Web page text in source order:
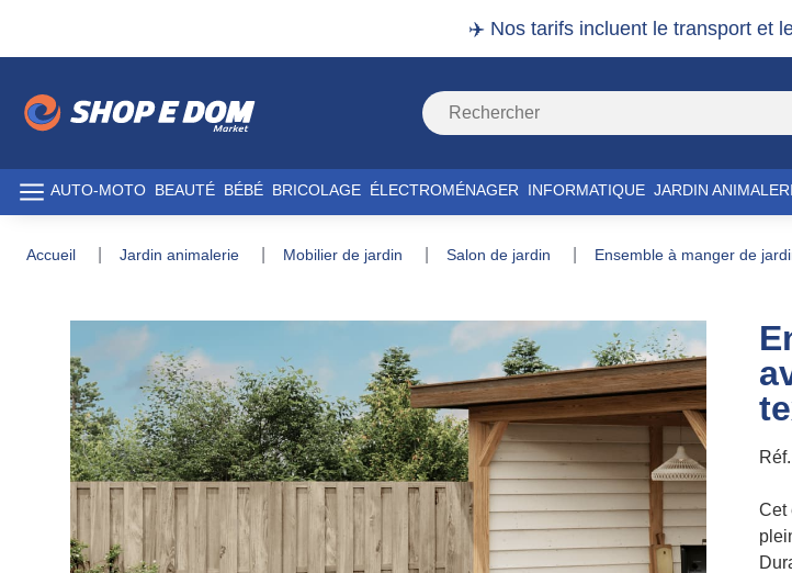
✈️ Nos tarifs incluent le transport et
AUTO-MOTO BEAUTÉ BÉBÉ BRICOLAGE ÉLECTROMÉNAGER INFORMATIQUE JARDIN
accueil jardin animalerie mobilier de jardin salon de jardin ensemble à manger de
Réf.
Cet